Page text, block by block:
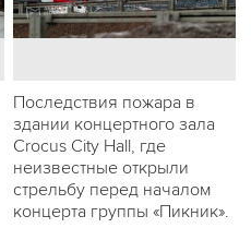
Последствия пожара в
здании концертного зала
Crocus City Hall, где
неизвестные открыли
стрельбу перед началом
концерта группы «Пикник».